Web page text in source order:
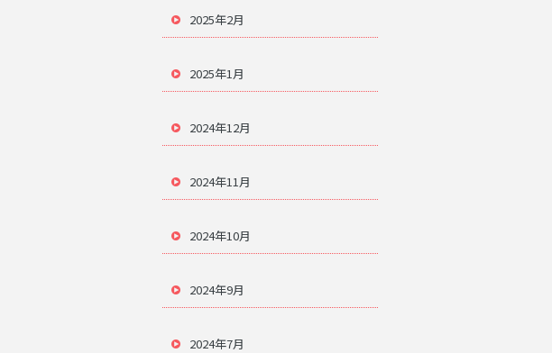
2025年2月
2025年1月
2024年12月
2024年11月
2024年10月
2024年9月
2024年7月